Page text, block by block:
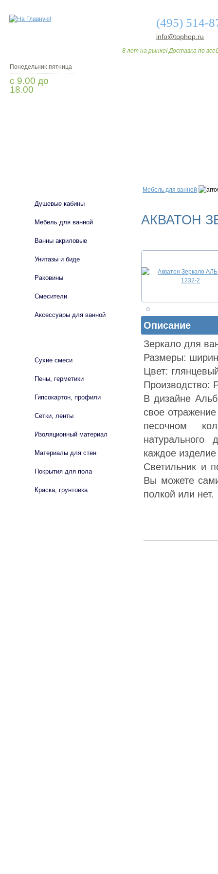
(495) 514-
info@tophop.ru
8 лет на рынке! Доставка по
Понедельник-пятница
с 9.00 до
18.00
Мебель для ванной
АКВАТОН
Описание
Зеркало для
Размеры:
Цвет:
Производство:
В дизайне
свое
песочном
каждое
Светильник и
Вы можете
полкой или нет.
Душевые кабины
Мебель для ванной
Ванны акриловые
Унитазы и биде
Раковины
Смесители
Аксессуары для ванной
Сухие смеси
Пены, герметики
Гипсокартон, профили
Сетки, ленты
Изоляционный материал
Материалы для стен
Покрытия для пола
Краска, грунтовка